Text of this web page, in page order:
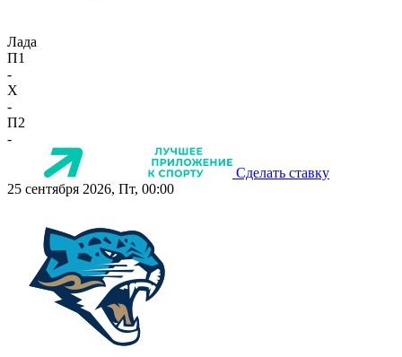
Лада
П1
-
X
-
П2
-
Сделать ставку
25 сентября 2026, Пт, 00:00